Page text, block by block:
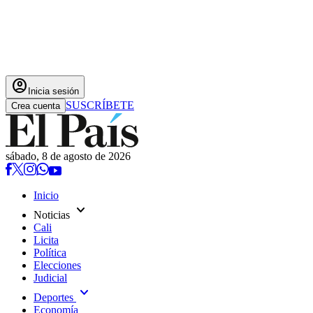
account_circle Inicia sesión
Crea cuenta SUSCRÍBETE
sábado, 8 de agosto de 2026
Inicio
Noticias expand_more
Cali
Licita
Política
Elecciones
Judicial
Deportes expand_more
Economía